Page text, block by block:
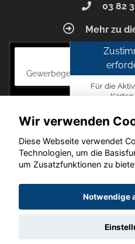
03 82
Mehr zu
Autohaus
Gewerbegebiet am
Für die
Drittanbieter
Copyright © 2026.
Wir verwenden
Diese Webseite verwendet
Technologien, um die
um Zusatzfunktionen zu
Notwendige